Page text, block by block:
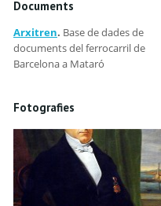
Documents
Arxitren. Base de dades de
documents del ferrocarril de
Barcelona a Mataró
Fotografies